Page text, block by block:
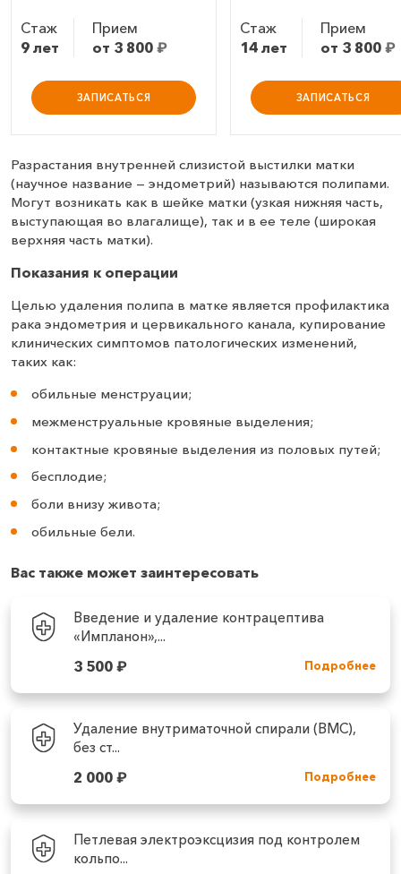
Стаж
9 лет
Прием
от 3 800 ₽
ЗАПИСАТЬСЯ
Стаж
14 лет
Прием
от 3 800 ₽
ЗАПИСАТЬСЯ
Разрастания внутренней слизистой выстилки матки
(научное название — эндометрий) называются полипами.
Могут возникать как в шейке матки (узкая нижняя часть,
выступающая во влагалище), так и в ее теле (широкая
верхняя часть матки).
Показания к операции
Целью удаления полипа в матке является профилактика
рака эндометрия и цервикального канала, купирование
клинических симптомов патологических изменений,
таких как:
обильные менструации;
межменструальные кровяные выделения;
контактные кровяные выделения из половых путей;
бесплодие;
боли внизу живота;
обильные бели.
Вас также может заинтересовать
Введение и удаление контрацептива
«Импланон»,...
3 500₽ Подробнее
Удаление внутриматочной спирали (ВМС),
без ст...
2 000₽ Подробнее
Петлевая электроэксцизия под контролем
кольпо...